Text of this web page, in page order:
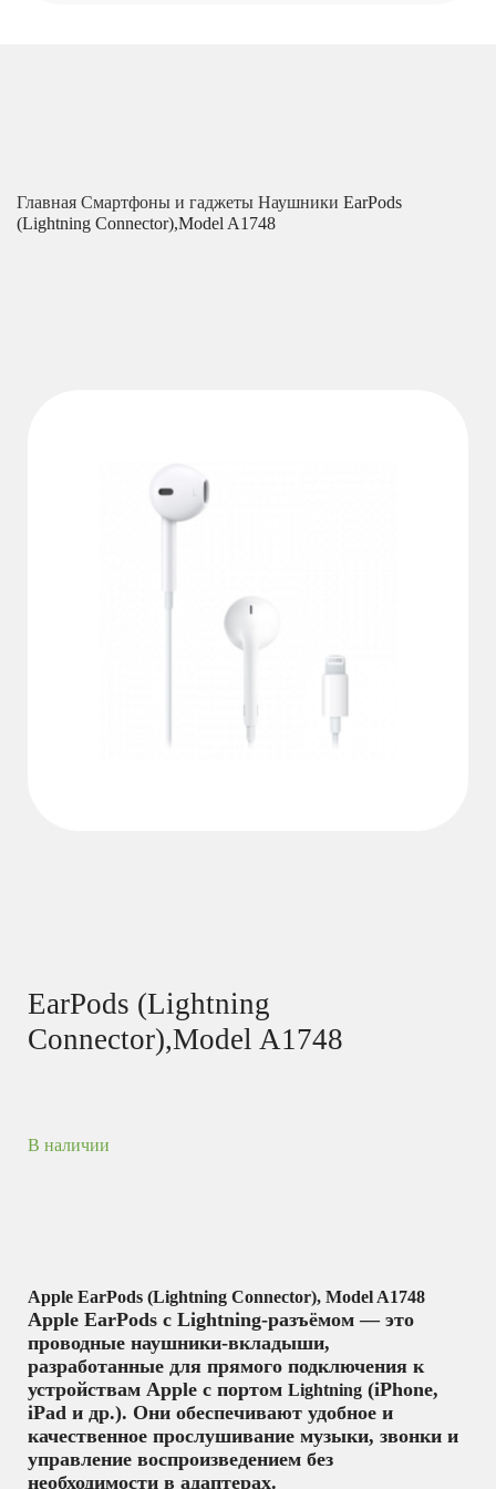
Главная Смартфоны и гаджеты Наушники EarPods
(Lightning Connector),Model A1748
EarPods (Lightning
Connector),Model A1748
В наличии
Apple EarPods (Lightning Connector), Model A1748
Apple EarPods с Lightning-разъёмом — это
проводные наушники-вкладыши,
разработанные для прямого подключения к
устройствам Apple с портом Lightning (iPhone,
iPad и др.). Они обеспечивают удобное и
качественное прослушивание музыки, звонки и
управление воспроизведением без
необходимости в адаптерах.